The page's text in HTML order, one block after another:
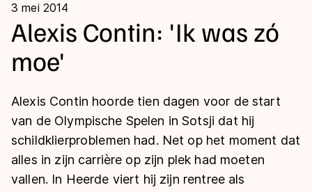
Kalender
Disciplines
Langebaan
Shorttrack
Inlineskaten
Uitslagen
Langebaan
Shorttrack
Marathon
Tijden & historie
Ranglijsten Langebaan
3 mei 2014
Alexis Contin: 'Ik was zó
moe'
Alexis Contin hoorde tien dagen voor de start
van de Olympische Spelen in Sotsji dat hij
schildklierproblemen had. Net op het moment dat
alles in zijn carrière op zijn plek had moeten
vallen. In Heerde viert hij zijn rentree als